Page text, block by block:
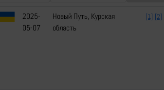
2025-
05-07
Новый Путь, Курская
область
[1] [2]